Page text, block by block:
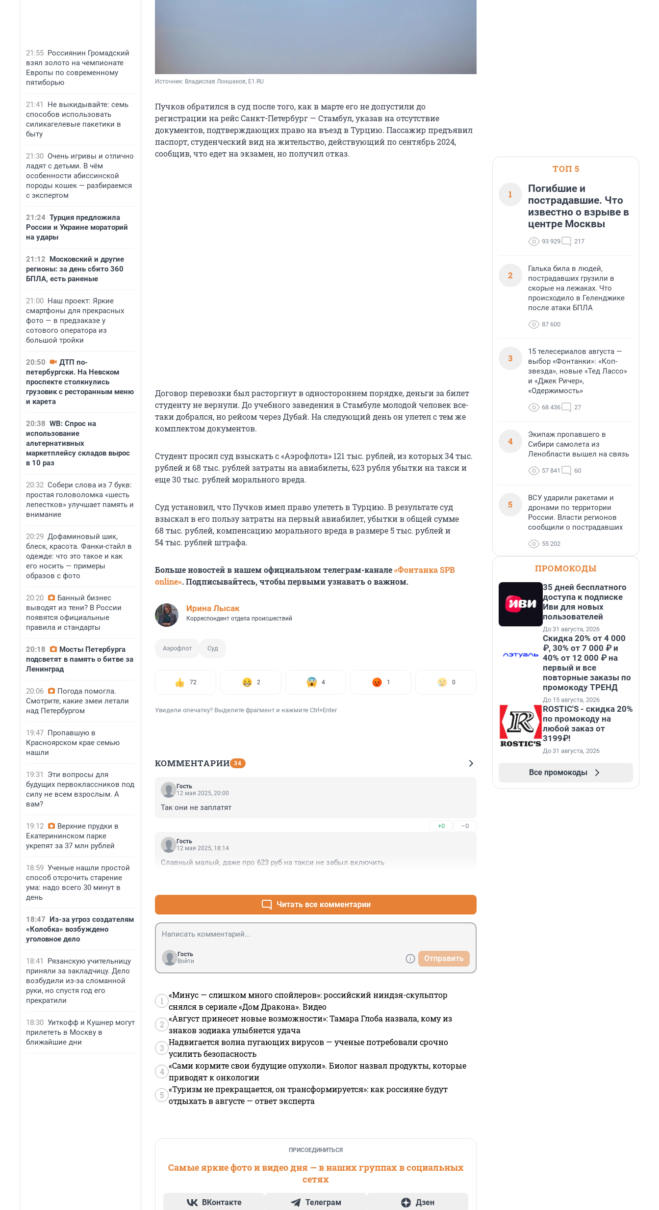
21:55 Россиянин Громадский
взял золото на чемпионате
Европы по современному
пятиборью
21:41
Не выкидывайте: семь
способов использовать
силикагелевые пакетики в
быту
21:30 Очень игривы и отлично
ладят с детьми. В чём
особенности абиссинской
породы кошек — разбираемся
с экспертом
21:24 Турция предложила
России и Украине мораторий
на удары
21:12 Московский и другие
регионы: за день сбито 360
БПЛА, есть раненые
21:00 Наш проект: Яркие
смартфоны для прекрасных
фото — в предзаказе у
сотового оператора из
большой тройки
20:50
ДТП по-
петербургски. На Невском
проспекте столкнулись
грузовик с ресторанным меню
и карета
20:38 WB: Спрос на
использование
альтернативных
маркетплейсу складов вырос
в 10 раз
20:32 Собери слова из 7 букв:
простая головоломка «шесть
лепестков» улучшает память и
внимание
20:29 Дофаминовый шик,
блеск, красота. Фанки-стайл в
одежде: что это такое и как
его носить — примеры
образов с фото
20:20
Банный бизнес
выводят из тени? В России
появятся официальные
правила и стандарты
20:18
Мосты Петербурга
подсветят в память о битве за
Ленинград
20:06
Погода помогла.
Смотрите, какие змеи летали
над Петербургом
19:47 Пропавшую в
Красноярском крае семью
нашли
19:31
Эти вопросы для
будущих первоклассников под
силу не всем взрослым. А
вам?
19:12
Верхние прудки в
Екатерининском парке
укрепят за 37 млн рублей
18:59 Ученые нашли простой
способ отсрочить старение
ума: надо всего 30 минут в
день
18:47 Из-за угроз создателям
«Колобка» возбуждено
уголовное дело
18:41
Рязанскую учительницу
приняли за закладчицу. Дело
возбудили из-за сломанной
руки, но спустя год его
прекратили
18:30 Уиткофф и Кушнер могут
прилететь в Москву в
ближайшие дни
Источник: Владислав Лоншаков, E1.RU
Пучков обратился в суд после того, как в марте его не допустили до
регистрации на рейс Санкт-Петербург — Стамбул, указав на отсутствие
документов, подтверждающих право на въезд в Турцию. Пассажир предъявил
паспорт, студенческий вид на жительство, действующий по сентябрь 2024,
сообщив, что едет на экзамен, но получил отказ.
Договор перевозки был расторгнут в одностороннем порядке, деньги за билет
студенту не вернули. До учебного заведения в Стамбуле молодой человек все-
таки добрался, но рейсом через Дубай. На следующий день он улетел с тем же
комплектом документов.
Студент просил суд взыскать с «Аэрофлота» 121 тыс. рублей, из которых 34 тыс.
рублей и 68 тыс. рублей затраты на авиабилеты, 623 рубля убытки на такси и
еще 30 тыс. рублей морального вреда.
Суд установил, что Пучков имел право улететь в Турцию. В результате суд
взыскал в его пользу затраты на первый авиабилет, убытки в общей сумме
68 тыс. рублей, компенсацию морального вреда в размере 5 тыс. рублей и
54 тыс. рублей штрафа.
Больше новостей в нашем официальном телеграм-канале«Фонтанка SPB
online». Подписывайтесь, чтобы первыми узнавать о важном.
Ирина Лысак
Корреспондент отдела происшествий
Аэрофлот Суд
72 2 4 1 0
Увидели опечатку? Выделите фрагмент и нажмите Ctrl+Enter
КОММЕНТАРИИ 34
Гость
12 мая 2025, 20:00
Так они не заплатят
+0 –0
Гость
12 мая 2025, 18:14
Славный малый, даже про 623 руб на такси не забыл включить
Читать все комментарии
Гость
Войти
Отправить
1
«Минус — слишком много спойлеров»: российский ниндзя-скульптор
снялся в сериале «Дом Дракона». Видео
2
«Август принесет новые возможности»: Тамара Глоба назвала, кому из
знаков зодиака улыбнется удача
3
Надвигается волна пугающих вирусов — ученые потребовали срочно
усилить безопасность
4
«Сами кормите свои будущие опухоли». Биолог назвал продукты, которые
приводят к онкологии
5
«Туризм не прекращается, он трансформируется»: как россияне будут
отдыхать в августе — ответ эксперта
ПРИСОЕДИНИТЬСЯ
Самые яркие фото и видео дня — в наших группах в социальных
сетях
ВКонтакте Телеграм Дзен
ТОП 5
1
Погибшие и
пострадавшие. Что
известно о взрыве в
центре Москвы
93 929 217
2
Галька била в людей,
пострадавших грузили в
скорые на лежаках. Что
происходило в Геленджике
после атаки БПЛА
87 600
3
15 телесериалов августа —
выбор «Фонтанки»: «Коп-
звезда», новые «Тед Лассо»
и «Джек Ричер»,
«Одержимость»
68 436 27
4
Экипаж пропавшего в
Сибири самолета из
Ленобласти вышел на связь
57 841 60
5
ВСУ ударили ракетами и
дронами по территории
России. Власти регионов
сообщили о пострадавших
55 202
ПРОМОКОДЫ
35 дней бесплатного
доступа к подписке
Иви для новых
пользователей
До 31 августа, 2026
Скидка 20% от 4 000
₽, 30% от 7 000 ₽ и
40% от 12 000 ₽ на
первый и все
повторные заказы по
промокоду ТРЕНД
До 15 августа, 2026
ROSTIC'S - скидка 20%
по промокоду на
любой заказ от
3199₽!
До 31 августа, 2026
Все промокоды